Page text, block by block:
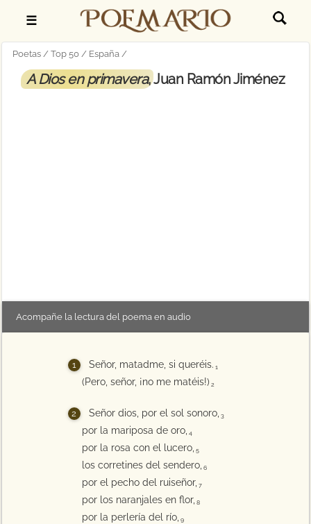
☰
Poetas Top 50 España
A Dios en primavera, Juan Ramón Jiménez
Acompañe la lectura del poema en audio
Señor, matadme, si queréis. 1
(Pero, señor, ¡no me matéis!) 2
Señor dios, por el sol sonoro, 3
por la mariposa de oro, 4
por la rosa con el lucero, 5
los corretines del sendero, 6
por el pecho del ruiseñor, 7
por los naranjales en flor, 8
por la perlería del río, 9